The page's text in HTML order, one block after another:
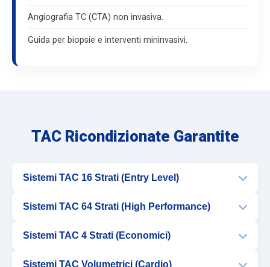
Angiografia TC (CTA) non invasiva.
Guida per biopsie e interventi mininvasivi.
TAC Ricondizionate Garantite
Sistemi TAC 16 Strati (Entry Level)
SLICE
Dose ridotta
Sistemi TAC 64 Strati (High Performance)
COPERTURA
Sistemi TAC 4 Strati (Economici)
Sistemi TAC Volumetrici (Cardio)